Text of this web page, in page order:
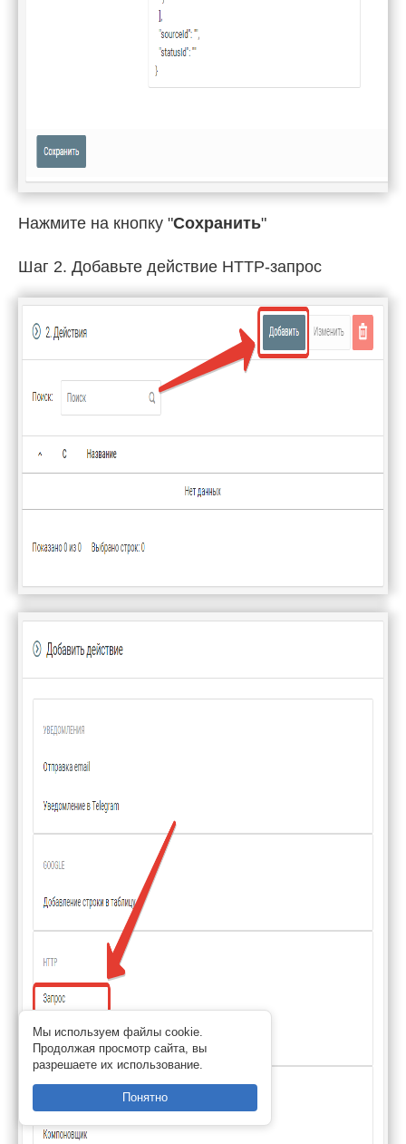
Нажмите на кнопку "Сохранить"
Шаг 2. Добавьте действие HTTP-запрос
Мы используем файлы cookie.
Продолжая просмотр сайта, вы
разрешаете их использование.
Понятно